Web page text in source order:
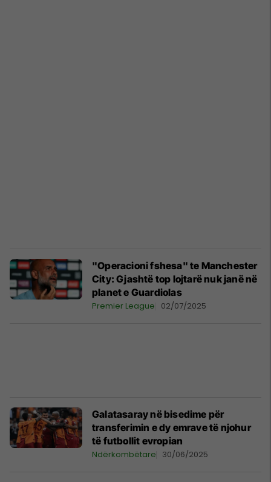
"Operacioni fshesa" te Manchester
City: Gjashtë top lojtarë nuk janë në
planet e Guardiolas
Premier League 02/07/2025
Galatasaray në bisedime për
transferimin e dy emrave të njohur
të futbollit evropian
Ndërkombëtare 30/06/2025